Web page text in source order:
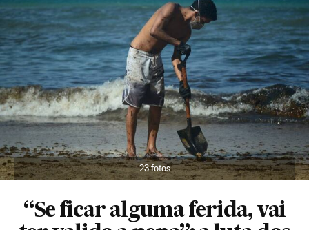
23 fotos
“Se ficar alguma ferida, vai